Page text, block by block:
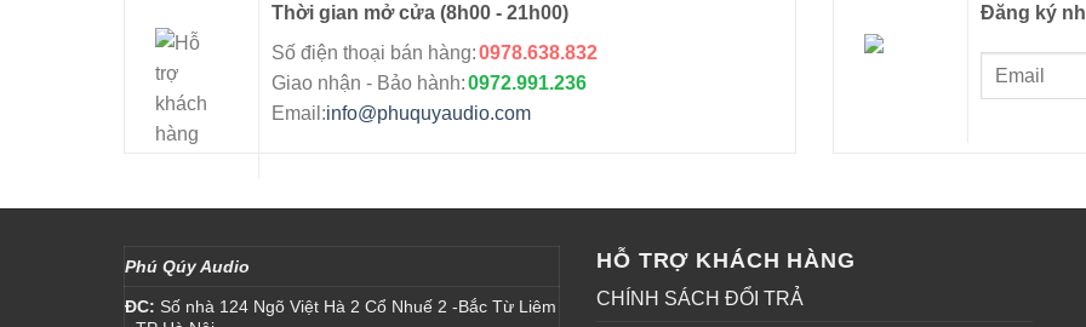
Thời gian mở cửa (8h00 - 21h00)
Số điện thoại bán hàng:0978.638.832
Giao nhận - Bảo hành:0972.991.236
Email:info@phuquyaudio.com
Đăng ký
Phú Qúy Audio
ĐC: Số nhà 124 Ngõ Việt Hà 2 Cổ Nhuế 2 -Bắc Từ Liêm
HỖ TRỢ KHÁCH HÀNG
CHÍNH SÁCH ĐỔI TRẢ